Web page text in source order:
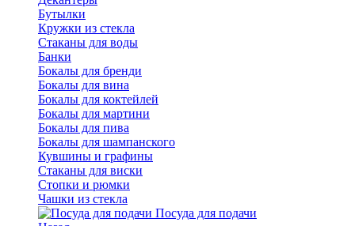
Бутылки
Кружки из стекла
Стаканы для воды
Банки
Бокалы для бренди
Бокалы для вина
Бокалы для коктейлей
Бокалы для мартини
Бокалы для пива
Бокалы для шампанского
Кувшины и графины
Стаканы для виски
Стопки и рюмки
Чашки из стекла
Посуда для подачи